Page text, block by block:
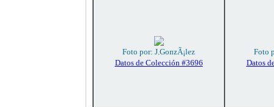
Foto por: J.GonzÃ¡lez
Datos de Colección #3696
Foto
Datos